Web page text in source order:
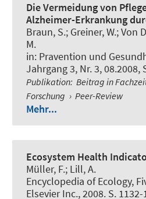
Die Vermeidung von
Alzheimer-Erkrankung
Braun, S.; Greiner, W.; Von
M.
in: Pravention und
Jahrgang 3, Nr. 3, 08.2008,
Publikation: Beitrag in
Forschung › Peer-Review
Mehr...
Ecosystem Health
Müller, F.; Lill, A.
Encyclopedia of Ecology,
Elsevier Inc., 2008. S. 1132-